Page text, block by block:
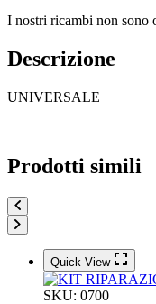
I nostri ricambi non sono
Descrizione
UNIVERSALE
Prodotti simili
Quick View
SKU: 0700